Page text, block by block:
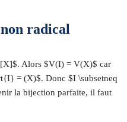
radical
Alors $V(I) = V(X)$ car
= (X)$. Donc $I \subsetneq
la bijection parfaite, il faut